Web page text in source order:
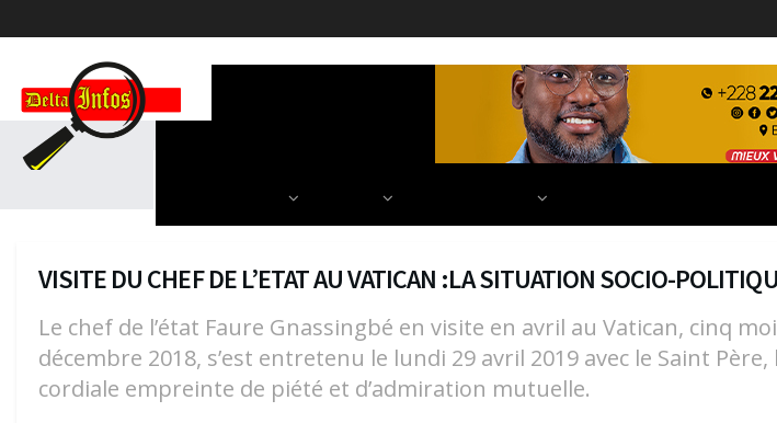
ECONOMIE FINANCE
VISITE DU CHEF DE L’ETAT AU VATICAN :LA SITUATION SOCIO-
Le chef de l’état Faure Gnassingbé en visite en avril au Vatican, cinq
décembre 2018, s’est entretenu le lundi 29 avril 2019 avec le Saint
cordiale empreinte de piété et d’admiration mutuelle.